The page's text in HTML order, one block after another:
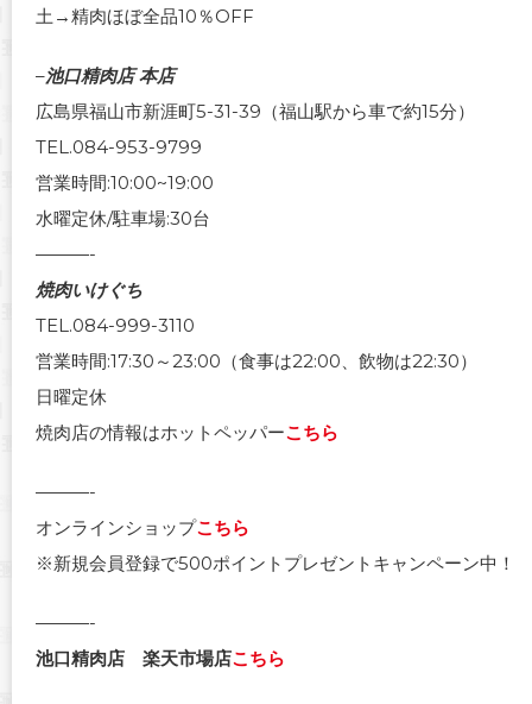
土→精肉ほぼ全品10％OFF
–池口精肉店 本店
広島県福山市新涯町5-31-39（福山駅から車で約15分）
TEL.084-953-9799
営業時間:10:00~19:00
水曜定休/駐車場:30台
———-
焼肉いけぐち
TEL.084-999-3110
営業時間:17:30～23:00（食事は22:00、飲物は22:30）
日曜定休
焼肉店の情報はホットペッパーこちら
———-
オンラインショップこちら
※新規会員登録で500ポイントプレゼントキャンペーン中！
———-
池口精肉店 楽天市場店こちら